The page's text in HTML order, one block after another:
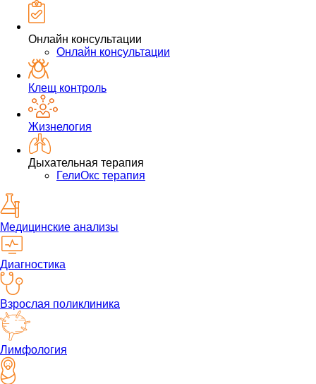
Онлайн консультации
Онлайн консультации
Клещ контроль
Жизнелогия
Дыхательная терапия
ГелиОкс терапия
Медицинские анализы
Диагностика
Взрослая поликлиника
Лимфология